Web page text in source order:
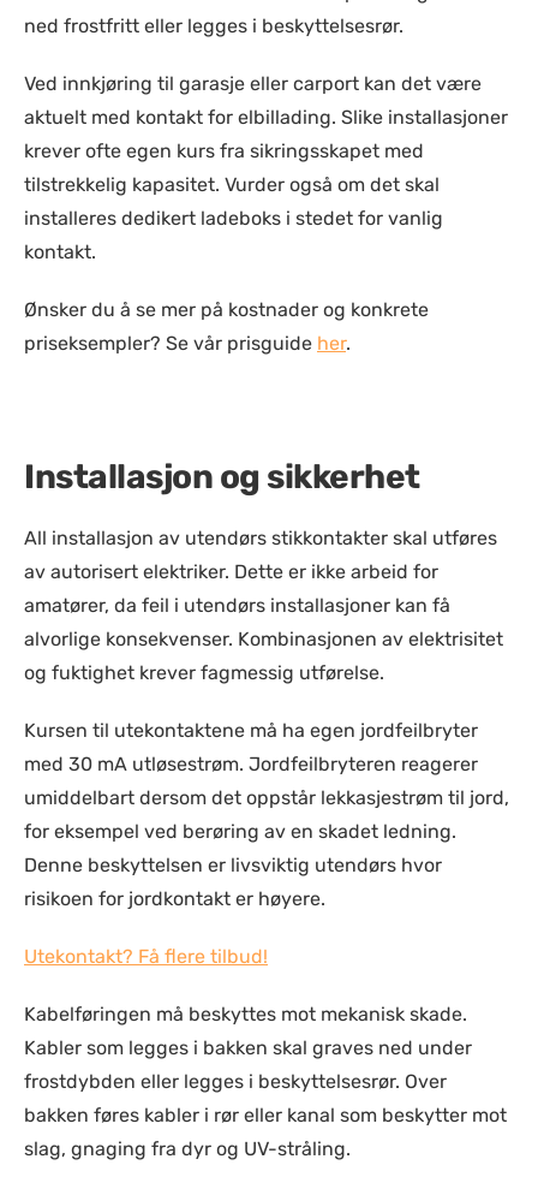
ned frostfritt eller legges i beskyttelsesrør.
Ved innkjøring til garasje eller carport kan det være
aktuelt med kontakt for elbillading. Slike installasjoner
krever ofte egen kurs fra sikringsskapet med
tilstrekkelig kapasitet. Vurder også om det skal
installeres dedikert ladeboks i stedet for vanlig
kontakt.
Ønsker du å se mer på kostnader og konkrete
priseksempler? Se vår prisguide her.
Installasjon og sikkerhet
All installasjon av utendørs stikkontakter skal utføres
av autorisert elektriker. Dette er ikke arbeid for
amatører, da feil i utendørs installasjoner kan få
alvorlige konsekvenser. Kombinasjonen av elektrisitet
og fuktighet krever fagmessig utførelse.
Kursen til utekontaktene må ha egen jordfeilbryter
med 30 mA utløsestrøm. Jordfeilbryteren reagerer
umiddelbart dersom det oppstår lekkasjestrøm til jord,
for eksempel ved berøring av en skadet ledning.
Denne beskyttelsen er livsviktig utendørs hvor
risikoen for jordkontakt er høyere.
Utekontakt? Få flere tilbud!
Kabelføringen må beskyttes mot mekanisk skade.
Kabler som legges i bakken skal graves ned under
frostdybden eller legges i beskyttelsesrør. Over
bakken føres kabler i rør eller kanal som beskytter mot
slag, gnaging fra dyr og UV-stråling.